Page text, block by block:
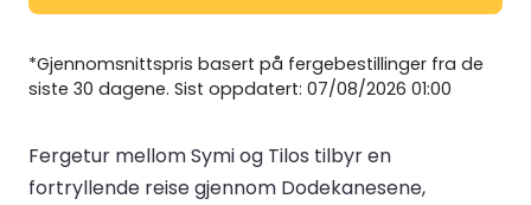
*Gjennomsnittspris basert på fergebestillinger fra de
siste 30 dagene. Sist oppdatert: 07/08/2026 01:00
Fergetur mellom Symi og Tilos tilbyr en
fortryllende reise gjennom Dodekanesene,